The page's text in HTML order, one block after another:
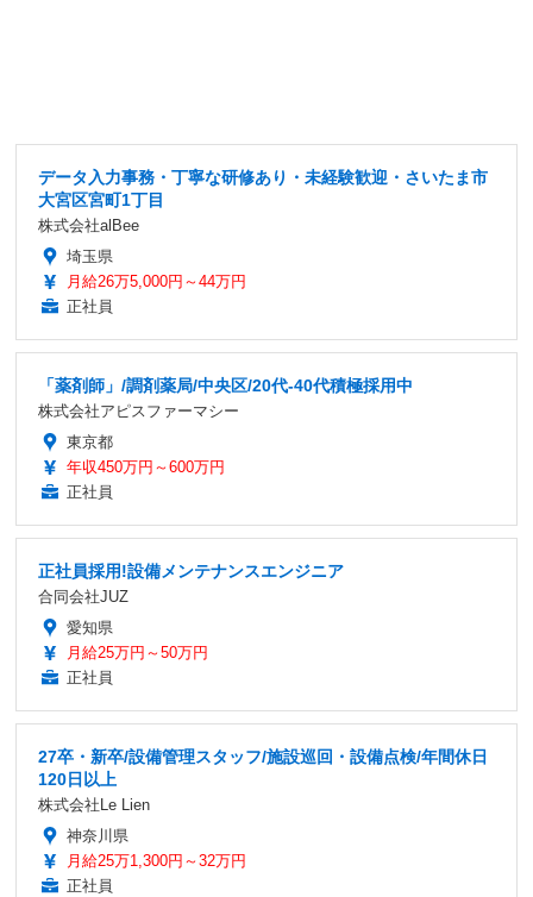
データ入力事務・丁寧な研修あり・未経験歓迎・さいたま市
大宮区宮町1丁目
株式会社alBee
埼玉県
月給26万5,000円～44万円
正社員
「薬剤師」/調剤薬局/中央区/20代-40代積極採用中
株式会社アピスファーマシー
東京都
年収450万円～600万円
正社員
正社員採用!設備メンテナンスエンジニア
合同会社JUZ
愛知県
月給25万円～50万円
正社員
27卒・新卒/設備管理スタッフ/施設巡回・設備点検/年間休日
120日以上
株式会社Le Lien
神奈川県
月給25万1,300円～32万円
正社員